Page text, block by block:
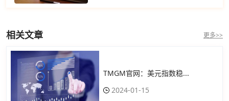
相关文章 更多>>
TMGM官网：美元指数稳...
2024-01-15